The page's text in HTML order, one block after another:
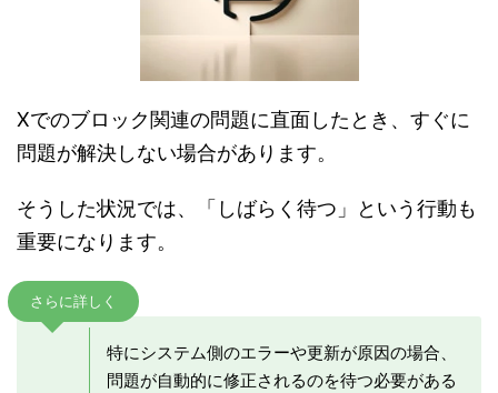
Xでのブロック関連の問題に直面したとき、すぐに
問題が解決しない場合があります。
そうした状況では、「しばらく待つ」という行動も
重要になります。
さらに詳しく
特にシステム側のエラーや更新が原因の場合、
問題が自動的に修正されるのを待つ必要がある